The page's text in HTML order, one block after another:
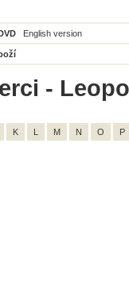
English version
-
K L M N O P